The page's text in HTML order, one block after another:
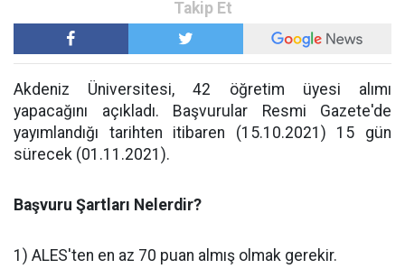
Akdeniz Üniversitesi, 42 öğretim üyesi alımı
yapacağını açıkladı. Başvurular Resmi Gazete'de
yayımlandığı tarihten itibaren (15.10.2021) 15 gün
sürecek (01.11.2021).
Başvuru Şartları Nelerdir?
1) ALES'ten en az 70 puan almış olmak gerekir.